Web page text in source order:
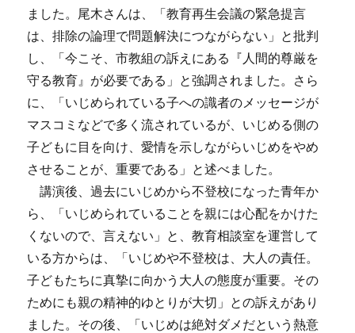
ました。尾木さんは、「教育再生会議の緊急提言
は、排除の論理で問題解決につながらない」と批判
し、「今こそ、市教組の訴えにある『人間的尊厳を
守る教育』が必要である」と強調されました。さら
に、「いじめられている子への識者のメッセージが
マスコミなどで多く流されているが、いじめる側の
子どもに目を向け、愛情を示しながらいじめをやめ
させることが、重要である」と述べました。
講演後、過去にいじめから不登校になった青年か
ら、「いじめられていることを親には心配をかけた
くないので、言えない」と、教育相談室を運営して
いる方からは、「いじめや不登校は、大人の責任。
子どもたちに真摯に向かう大人の態度が重要。その
ためにも親の精神的ゆとりが大切」との訴えがあり
ました。その後、「いじめは絶対ダメだという熱意